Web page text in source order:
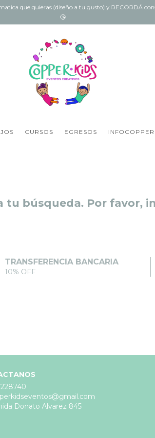
que quieras (diseño a tu gusto) y RECORDÁ
😘
CURSOS EGRESOS
tu búsqueda. Por favor,
TRANSFERENCIA BANCARIA
10% OFF
Donato Alvarez 845